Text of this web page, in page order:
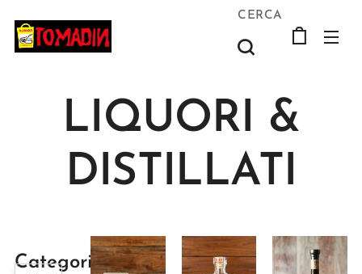
CERCA
LIQUORI &
DISTILLATI
Categorie